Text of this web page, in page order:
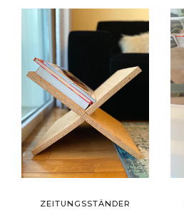
ZEITUNGSSTÄNDER